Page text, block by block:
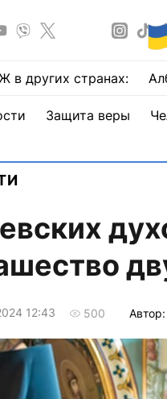
в других странах:
Защита веры
12:43 500 Автор: